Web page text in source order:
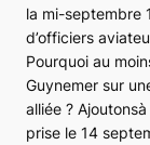
la mi-septembre
d’officiers
Pourquoi au
Guynemer sur
alliée ?
prise le 14